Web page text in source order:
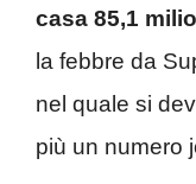
casa 85,1
la febbre da
nel quale si
più un numero